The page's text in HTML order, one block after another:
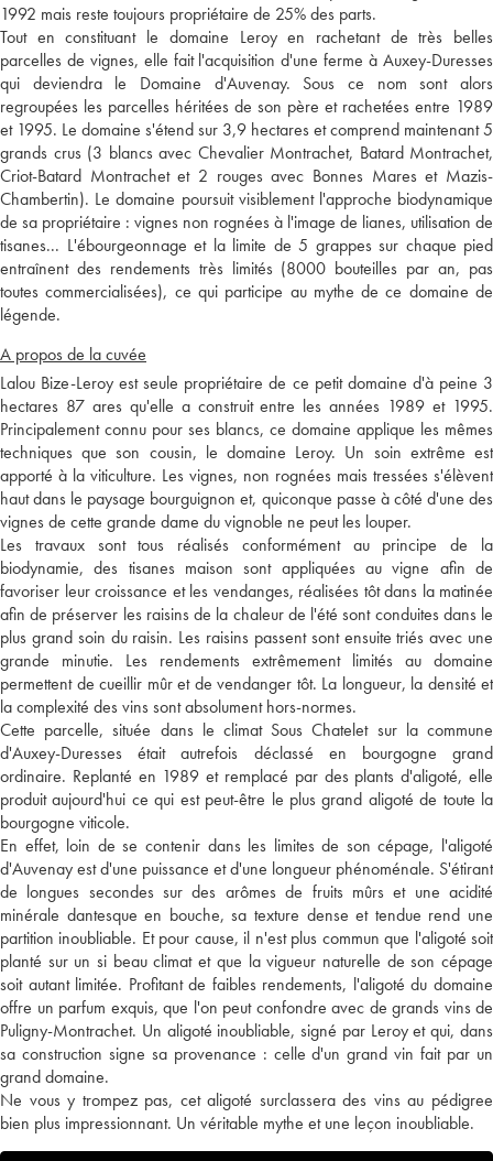
1992 mais reste toujours propriétaire de 25% des parts.
Tout en constituant le domaine Leroy en rachetant de très belles
parcelles de vignes, elle fait l'acquisition d'une ferme à Auxey-Duresses
qui deviendra le Domaine d'Auvenay. Sous ce nom sont alors
regroupées les parcelles héritées de son père et rachetées entre 1989
et 1995. Le domaine s'étend sur 3,9 hectares et comprend maintenant 5
grands crus (3 blancs avec Chevalier Montrachet, Batard Montrachet,
Criot-Batard Montrachet et 2 rouges avec Bonnes Mares et Mazis-
Chambertin). Le domaine poursuit visiblement l'approche biodynamique
de sa propriétaire : vignes non rognées à l'image de lianes, utilisation de
tisanes... L'ébourgeonnage et la limite de 5 grappes sur chaque pied
entraînent des rendements très limités (8000 bouteilles par an, pas
toutes commercialisées), ce qui participe au mythe de ce domaine de
légende.
A propos de la cuvée
Lalou Bize-Leroy est seule propriétaire de ce petit domaine d'à peine 3
hectares 87 ares qu'elle a construit entre les années 1989 et 1995.
Principalement connu pour ses blancs, ce domaine applique les mêmes
techniques que son cousin, le domaine Leroy. Un soin extrême est
apporté à la viticulture. Les vignes, non rognées mais tressées s'élèvent
haut dans le paysage bourguignon et, quiconque passe à côté d'une des
vignes de cette grande dame du vignoble ne peut les louper.
Les travaux sont tous réalisés conformément au principe de la
biodynamie, des tisanes maison sont appliquées au vigne afin de
favoriser leur croissance et les vendanges, réalisées tôt dans la matinée
afin de préserver les raisins de la chaleur de l'été sont conduites dans le
plus grand soin du raisin. Les raisins passent sont ensuite triés avec une
grande minutie. Les rendements extrêmement limités au domaine
permettent de cueillir mûr et de vendanger tôt. La longueur, la densité et
la complexité des vins sont absolument hors-normes.
Cette parcelle, située dans le climat Sous Chatelet sur la commune
d'Auxey-Duresses était autrefois déclassé en bourgogne grand
ordinaire. Replanté en 1989 et remplacé par des plants d'aligoté, elle
produit aujourd'hui ce qui est peut-être le plus grand aligoté de toute la
bourgogne viticole.
En effet, loin de se contenir dans les limites de son cépage, l'aligoté
d'Auvenay est d'une puissance et d'une longueur phénoménale. S'étirant
de longues secondes sur des arômes de fruits mûrs et une acidité
minérale dantesque en bouche, sa texture dense et tendue rend une
partition inoubliable. Et pour cause, il n'est plus commun que l'aligoté soit
planté sur un si beau climat et que la vigueur naturelle de son cépage
soit autant limitée. Profitant de faibles rendements, l'aligoté du domaine
offre un parfum exquis, que l'on peut confondre avec de grands vins de
Puligny-Montrachet. Un aligoté inoubliable, signé par Leroy et qui, dans
sa construction signe sa provenance : celle d'un grand vin fait par un
grand domaine.
Ne vous y trompez pas, cet aligoté surclassera des vins au pédigree
bien plus impressionnant. Un véritable mythe et une leçon inoubliable.